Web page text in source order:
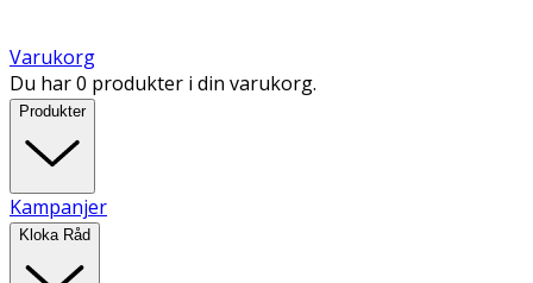
Varukorg
Du har 0 produkter i din varukorg.
Produkter
Kampanjer
Kloka Råd